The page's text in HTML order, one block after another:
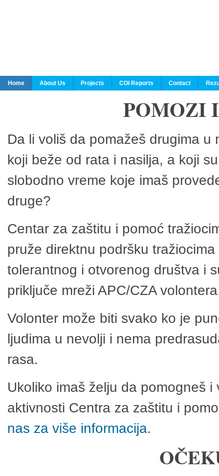
Home About Us Projects COI Reports Contact
POMOZI
Da li voliš da pomažeš drugima
koji beže od rata i nasilja, a koji
slobodno vreme koje imaš
druge?
Centar za zaštitu i pomoć
pruže direktnu podršku
tolerantnog i otvorenog društva i
priključe mreži APC/CZA
Volonter može biti svako ko je
ljudima u nevolji i nema
rasa.
Ukoliko imaš želju da pomogneš
aktivnosti Centra za zaštitu i
nas za više informacija.